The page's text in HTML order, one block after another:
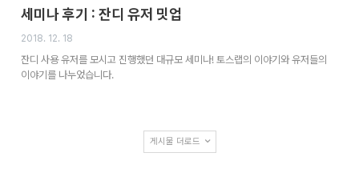
세미나 후기 : 잔디 유저 밋업
2018. 12. 18
잔디 사용 유저를 모시고 진행했던 대규모 세미나! 토스랩의 이야기와 유저들의
이야기를 나누었습니다.
게시물 더로드